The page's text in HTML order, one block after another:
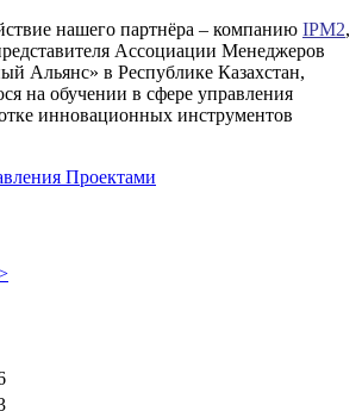
нашего партнёра – компанию IPM2,
Ассоциации Менеджеров
Альянс» в Республике Казахстан,
на обучении в сфере управления
инновационных инструментов
Проектами